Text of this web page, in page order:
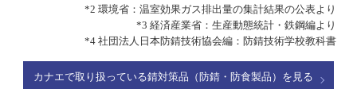
*2 環境省：温室効果ガス排出量の集計結果の公表より
*3 経済産業省：生産動態統計・鉄鋼編より
*4 社団法人日本防錆技術協会編：防錆技術学校教科書
カナエで取り扱っている錆対策品（防錆・防食製品）を見る